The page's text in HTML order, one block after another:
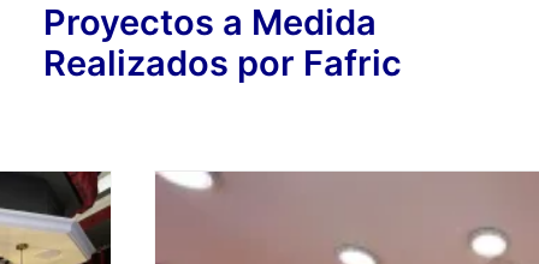
Proyectos a Medida
Realizados por Fafric